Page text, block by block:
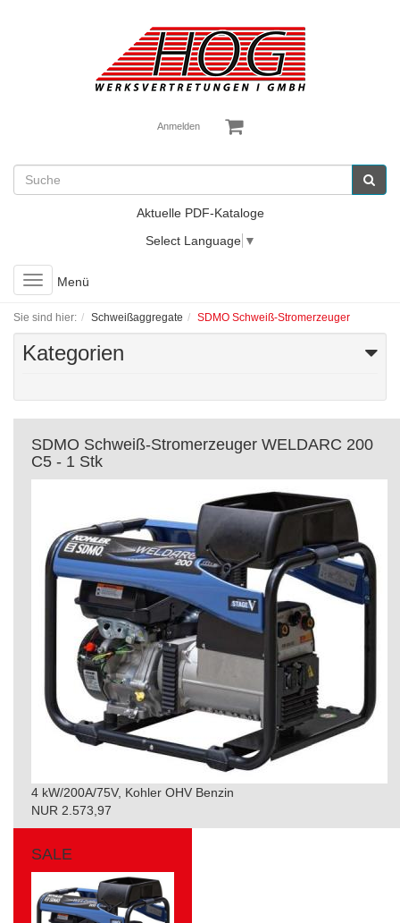
Anmelden
Aktuelle PDF-Kataloge
Select Language ▼
Toggle
navigation
Menü
Sie sind hier: Schweißaggregate SDMO Schweiß-Stromerzeuger
Kategorien
SDMO Schweiß-Stromerzeuger WELDARC 200
C5 - 1 Stk
4 kW/200A/75V, Kohler OHV Benzin
NUR 2.573,97
SALE